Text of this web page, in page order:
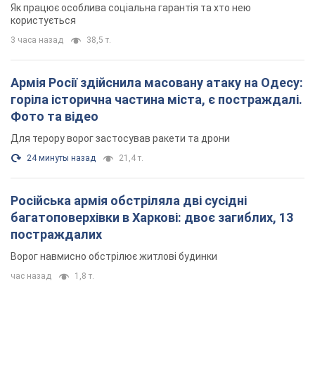
Як працює особлива соціальна гарантія та хто нею
користується
3 часа назад 38,5 т.
Армія Росії здійснила масовану атаку на Одесу:
горіла історична частина міста, є постраждалі.
Фото та відео
Для терору ворог застосував ракети та дрони
24 минуты назад 21,4 т.
Російська армія обстріляла дві сусідні
багатоповерхівки в Харкові: двоє загиблих, 13
постраждалих
Ворог навмисно обстрілює житлові будинки
час назад 1,8 т.